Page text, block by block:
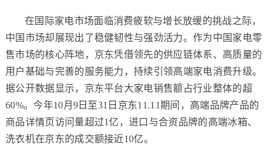
在国际家电市场面临消费疲软与增长放缓的挑战之际，
中国市场却展现出了稳健韧性与强劲活力。作为中国家电零
售市场的核心阵地，京东凭借领先的供应链体系、高质量的
用户基础与完善的服务能力，持续引领高端家电消费升级。
据公开数据显示，京东平台大家电销售额占行业整体的超
60%。今年10月9日至31日京东11.11期间，高端品牌产品的
商品详情页访问量超过1亿，进口与合资品牌的高端冰箱、
洗衣机在京东的成交额接近10亿。